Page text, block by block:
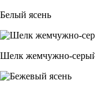
Белый ясень
Шелк жемчужно-